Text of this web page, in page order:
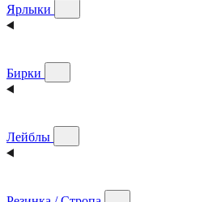
Ярлыки
Бирки
Лейблы